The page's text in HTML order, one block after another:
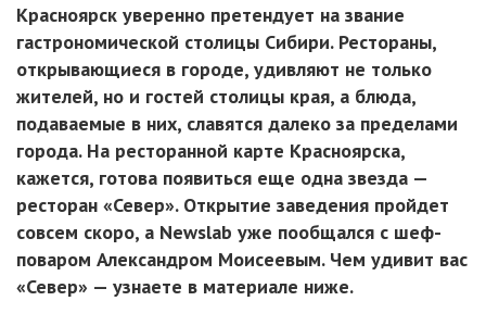
Красноярск уверенно претендует на звание
гастрономической столицы Сибири. Рестораны,
открывающиеся в городе, удивляют не только
жителей, но и гостей столицы края, а блюда,
подаваемые в них, славятся далеко за пределами
города. На ресторанной карте Красноярска,
кажется, готова появиться еще одна звезда —
ресторан «Север». Открытие заведения пройдет
совсем скоро, а Newslab уже пообщался с шеф-
поваром Александром Моисеевым. Чем удивит вас
«Север» — узнаете в материале ниже.